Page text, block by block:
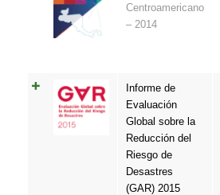
Centroamericano
– 2014
Informe de
Evaluación
Global sobre la
Reducción del
Riesgo de
Desastres
(GAR) 2015